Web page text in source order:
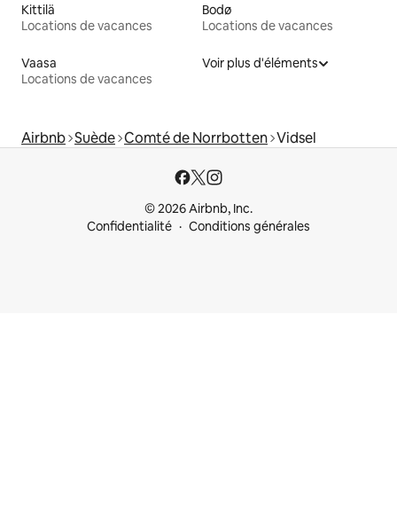
Kittilä
Locations de vacances
Bodø
Locations de vacances
Vaasa
Locations de vacances
Voir plus d'éléments
Airbnb Suède Comté de Norrbotten Vidsel
© 2026 Airbnb, Inc.
Confidentialité
Conditions générales